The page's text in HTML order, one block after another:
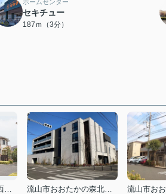
ホームセンター
セキチュー
187ｍ（3分）
流山市おおたかの森西４丁目
流山市おおたかの森北２丁目